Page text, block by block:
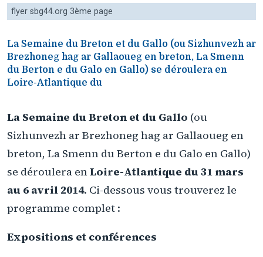
flyer sbg44.org 3ème page
La Semaine du Breton et du Gallo (ou Sizhunvezh ar
Brezhoneg hag ar Gallaoueg en breton, La Smenn
du Berton e du Galo en Gallo) se déroulera en
Loire-Atlantique du
La Semaine du Breton et du Gallo (ou
Sizhunvezh ar Brezhoneg hag ar Gallaoueg en
breton, La Smenn du Berton e du Galo en Gallo)
se déroulera enLoire-Atlantique du 31 mars
au 6 avril 2014. Ci-dessous vous trouverez le
programme complet :
Expositions et conférences